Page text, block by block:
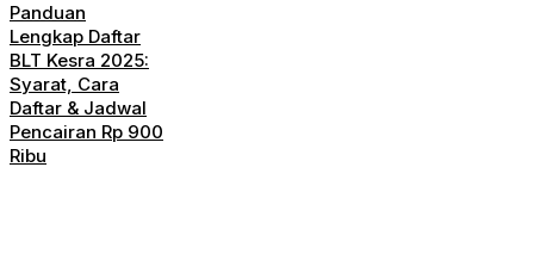
Panduan
Lengkap Daftar
BLT Kesra 2025:
Syarat, Cara
Daftar & Jadwal
Pencairan Rp 900
Ribu